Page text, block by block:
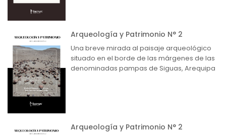
Arqueología y Patrimonio N° 2
Una breve mirada al paisaje arqueológico
situado en el borde de las márgenes de las
denominadas pampas de Siguas, Arequipa
Arqueología y Patrimonio N° 2